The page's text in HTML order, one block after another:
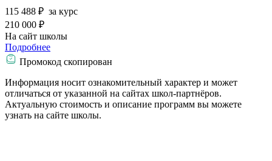
115 488 ₽ за курс
210 000 ₽
На сайт школы
Подробнее
Промокод скопирован
Информация носит ознакомительный характер и может
отличаться от указанной на сайтах школ-партнёров.
Актуальную стоимость и описание программ вы можете
узнать на сайте школы.